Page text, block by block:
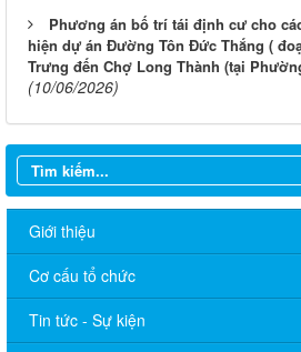
Phương án bố trí tái định cư cho
hiện dự án Đường Tôn Đức Thắng (
Trưng đến Chợ Long Thành (tại
(10/06/2026)
Giới thiệu
Cơ cấu tổ chức
Tin tức - Sự kiện